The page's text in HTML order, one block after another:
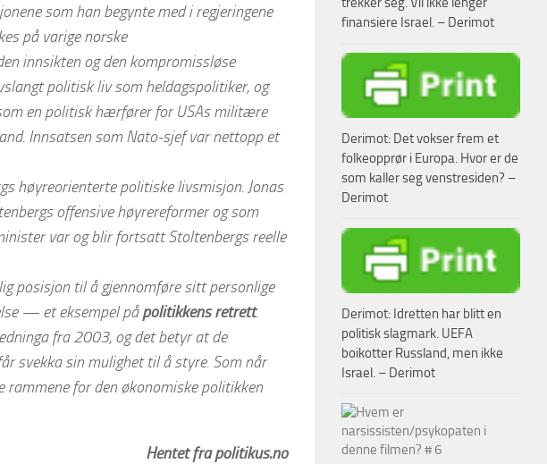
som han begynte med i regjeringene
på varige norske
innsikten og den kompromissløse
politisk liv som heldagspolitiker, og
en politisk hærfører for USAs militære
Innsatsen som Nato-sjef var nettopp et
høyreorienterte politiske livsmisjon. Jonas
offensive høyrereformer og som
var og blir fortsatt Stoltenbergs reelle
posisjon til å gjennomføre sitt personlige
— et eksempel påpolitikkens retrett.
fra 2003, og det betyr at de
svekka sin mulighet til å styre. Som når
rammene for den økonomiske politikken
Hentet fra politikus.no
finansiere Israel. – Derimot
Derimot: Det vokser frem et
folkeopprør i Europa. Hvor er de
som kaller seg venstresiden? –
Derimot
Derimot: Idretten har blitt en
politisk slagmark. UEFA
boikotter Russland, men ikke
Israel. – Derimot